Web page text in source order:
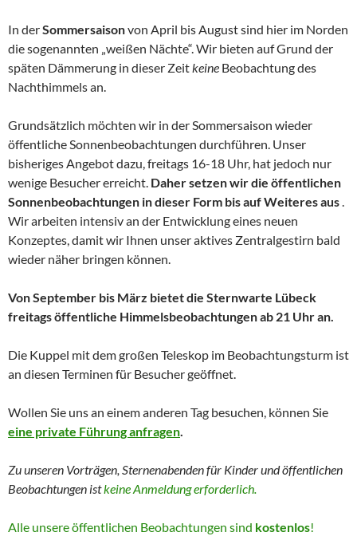
In derSommersaisonvon April bis August sind hier im Norden
die sogenannten „weißen Nächte“. Wir bieten auf Grund der
späten Dämmerung in dieser Zeitkeine Beobachtung des
Nachthimmels an.
Grundsätzlich möchten wir in der Sommersaison wieder
öffentliche Sonnenbeobachtungen durchführen. Unser
bisheriges Angebot dazu, freitags 16-18 Uhr, hat jedoch nur
wenige Besucher erreicht. Daher setzen wir die öffentlichen
Sonnenbeobachtungen in dieser Form bis auf Weiteres aus.
Wir arbeiten intensiv an der Entwicklung eines neuen
Konzeptes, damit wir Ihnen unser aktives Zentralgestirn bald
wieder näher bringen können.
Von September bis März bietet die Sternwarte Lübeck
freitags öffentliche Himmelsbeobachtungen ab 21 Uhr an.
Die Kuppel mit dem großen Teleskop im Beobachtungsturm ist
an diesen Terminen für Besucher geöffnet.
Wollen Sie uns an einem anderen Tag besuchen, können Sie
eine private Führung anfragen.
Zu unseren Vorträgen, Sternenabenden für Kinder undöffentlichen
Beobachtungen istkeine Anmeldung erforderlich.
Alle unsere öffentlichen Beobachtungen sind kostenlos!